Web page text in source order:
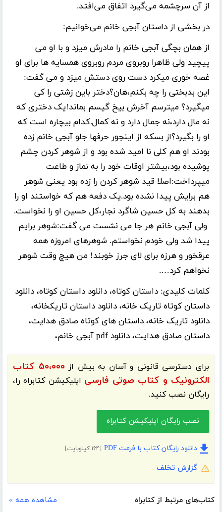
از آن سرچشمه می‌گیرد اتفاق می‌افتد.
در بخشی از داستان آبجی خانم می‌خوانیم:
از همان بچگی آبجی خانم را مادرش میزد و با او می
پیچید ولی ظاهرا روبروی مردم روبروی همسایه ها برای او
غصه خوری میکرد دست روی دستش میزد و می گفت:
این بدبختی را چه بکنم،هان؟دختر باین زشتی را کی
میگیرد؟ میترسم آخرش بیخ گیسم بماند!یک دختری که
نه مال دارد،نه جمال دارد و نه کمال.کدام بیچاره است که
او را بگیرد؟از بسکه از اینجور حرفها جلو آبجی خانم زده
بودند او هم کلی نا امید شده بود و از شوهر کردن چشم
پوشیده بود،بیشتر اوقات خود را به نماز و طاعت
میپرداخت:اصلا قید شوهر کردن را زده بود یعنی شوهر
هم برایش پیدا نشده بود.یک دفعه هم که خواستند او را
بدهند به کل حسین شاگرد نجار،کل حسین او را نخواست.
ولی آبجی خانم هر جا می نشست می گفت:شوهر برایم
پیدا شد ولی خودم نخواستم. شوهرهای امروزه همه
عرقخور و هرزه برای لای جرز خوبند! من هیچ وقت شوهر
نخواهم کرد….
کلمات کلیدی: داستان کوتاه، دانلود داستان کوتاه، دانلود
داستان کوتاه تاریک خانه، دانلود داستان تاریکخانه،
دانلود تاریک خانه، داستان های کوتاه صادق هدایت،
داستان صادق هدایت، دانلود pdf آبجی خانم،
برای دسترسی قانونی و آسان به بیش از
۵۰،۰۰۰ کتاب
الکترونیک و کتاب صوتی فارسی اپلیکیشنکتابراهرا،
رایگان نصب کنید.
نصب رایگان اپلیکیشن کتابراه
دانلود رایگان کتاب با فرمت PDF [۱۶۴ کیلوبایت]
گزارش تخلف
کتاب‌های مرتبط از کتابراه مشاهده همه »